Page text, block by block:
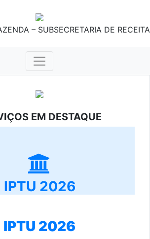
– SUBSECRETARIA DE RECEITA
EM DESTAQUE
IPTU 2026
IPTU 2026